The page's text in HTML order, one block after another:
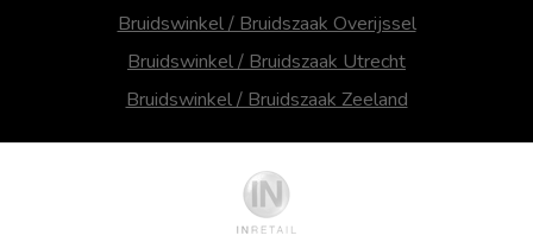
Bruidswinkel / Bruidszaak Overijssel
Bruidswinkel / Bruidszaak Utrecht
Bruidswinkel / Bruidszaak Zeeland